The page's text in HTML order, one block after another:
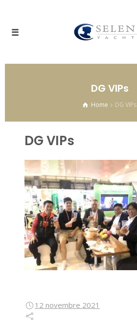
DG VIPs
Home DG VIPs
DG VIPs
12 novembre 2021